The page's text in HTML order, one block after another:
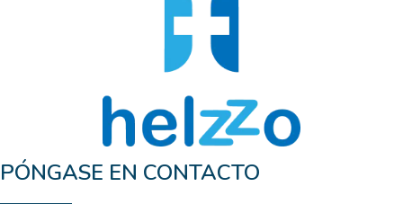
PÓNGASE EN CONTACTO